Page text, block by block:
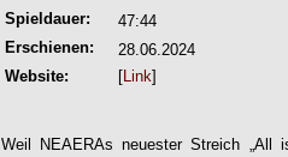
Spieldauer:
47:44
Erschienen:
28.06.2024
Website:
[Link]
Weil NEAERAs neuester Streich „ All